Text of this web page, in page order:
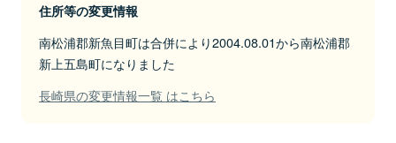
住所等の変更情報
南松浦郡新魚目町は合併により2004.08.01から南松浦郡
新上五島町になりました
長崎県の変更情報一覧 はこちら